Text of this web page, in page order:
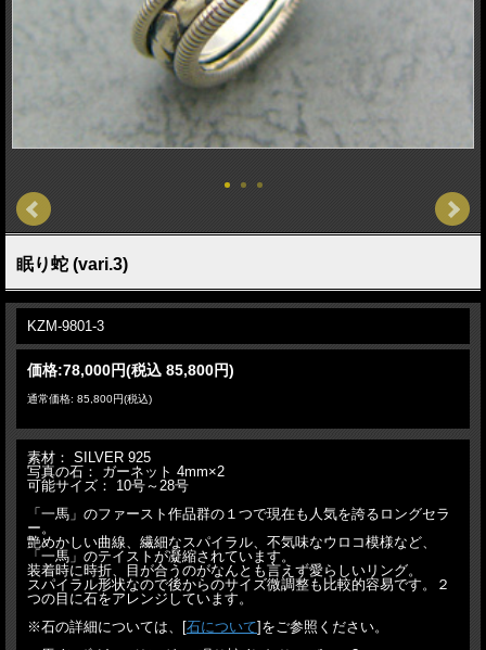
眠り蛇 (vari.3)
KZM-9801-3
価格:78,000円(税込 85,800円)
通常価格: 85,800円(税込)
素材： SILVER 925
写真の石： ガーネット 4mm×2
可能サイズ： 10号～28号
「一馬」のファースト作品群の１つで現在も人気を誇るロングセラ
ー。
艶めかしい曲線、繊細なスパイラル、不気味なウロコ模様など、
「一馬」のテイストが凝縮されています。
装着時に時折、目が合うのがなんとも言えず愛らしいリング。
スパイラル形状なので後からのサイズ微調整も比較的容易です。２
つの目に石をアレンジしています。
※石の詳細については、[石について]をご参照ください。